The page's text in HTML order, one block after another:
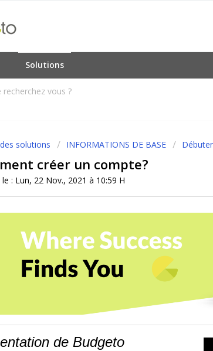
Solutions
solutions INFORMATIONS DE BASE
créer un compte?
: Lun, 22 Nov., 2021 à 10:59 H
de Budgeto